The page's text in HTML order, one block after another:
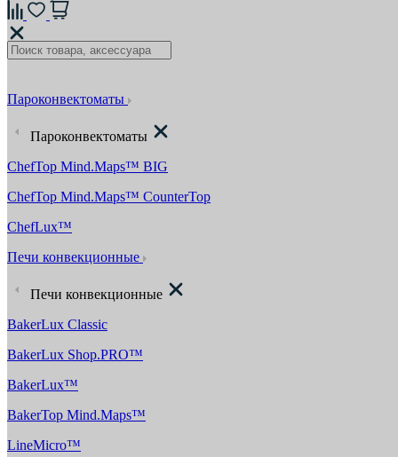
Пароконвектоматы
Пароконвектоматы
ChefTop Mind.Maps™ BIG
ChefTop Mind.Maps™ CounterTop
ChefLux™
Печи конвекционные
Печи конвекционные
BakerLux Classic
BakerLux Shop.PRO™
BakerLux™
BakerTop Mind.Maps™
LineMicro™